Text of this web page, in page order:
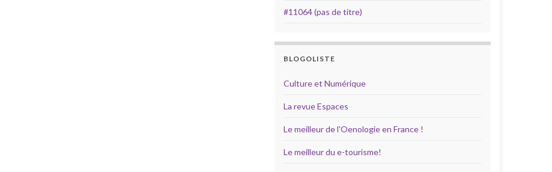
#11064 (pas de titre)
BLOGOLISTE
Culture et Numérique
La revue Espaces
Le meilleur de l'Oenologie en France !
Le meilleur du e-tourisme!